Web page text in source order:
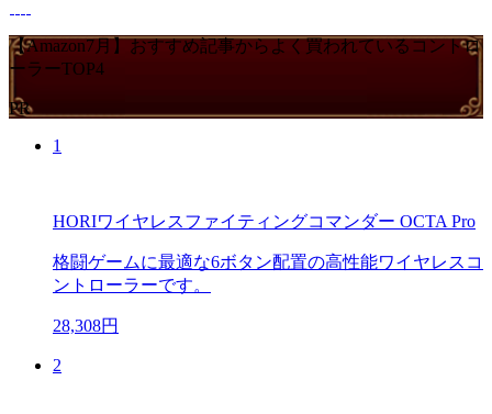
【Amazon7月】おすすめ記事からよく買われているコントロ
ーラーTOP4
PR
1
HORIワイヤレスファイティングコマンダー OCTA Pro
格闘ゲームに最適な6ボタン配置の高性能ワイヤレスコ
ントローラーです。
28,308円
2